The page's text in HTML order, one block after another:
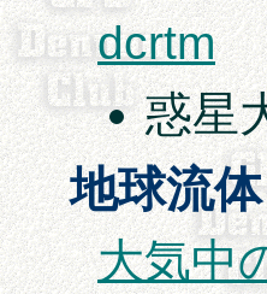
dcrtm
惑星
地球流
大気中